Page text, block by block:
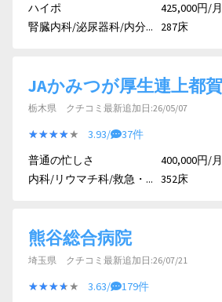
ハイポ
腎臓内科/泌尿器科/内分...
425,000円/月
287床
JAかみつが厚生連上都
栃木県 クチコミ最新追加日:26/05/07
★★★★★
★★★★★ 3.93/
37件
普通の忙しさ
内科/リウマチ科/救急・...
400,000円/月
352床
熊谷総合病院
埼玉県 クチコミ最新追加日:26/07/21
★★★★★
★★★★★ 3.63/ 179件